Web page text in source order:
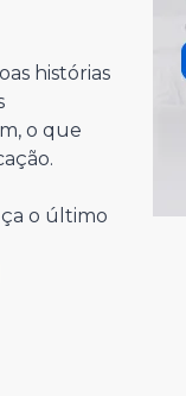
histórias
o que
o último